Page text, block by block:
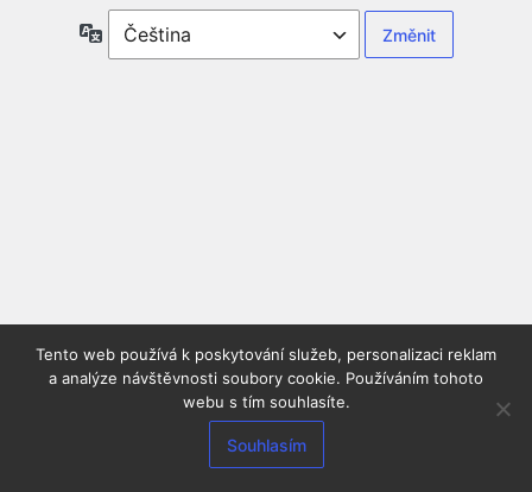
Jazyky
Tento web používá k poskytování služeb, personalizaci reklam
a analýze návštěvnosti soubory cookie. Používáním tohoto
webu s tím souhlasíte.
Souhlasím